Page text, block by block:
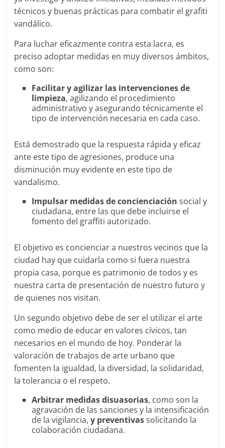
técnicos y buenas prácticas para combatir el grafiti
vandálico.
Para luchar eficazmente contra esta lacra, es
preciso adoptar medidas en muy diversos ámbitos,
como son:
Facilitar y agilizar las intervenciones de
limpieza, agilizando el procedimiento
administrativo y asegurando técnicamente el
tipo de intervención necesaria en cada caso.
Está demostrado que la respuesta rápida y eficaz
ante este tipo de agresiones, produce una
disminución muy evidente en este tipo de
vandalismo.
Impulsar medidas de concienciación social y
ciudadana, entre las que debe incluirse el
fomento del graffiti autorizado.
El objetivo es concienciar a nuestros vecinos que la
ciudad hay que cuidarla como si fuera nuestra
propia casa, porque es patrimonio de todos y es
nuestra carta de presentación de nuestro futuro y
de quienes nos visitan.
Un segundo objetivo debe de ser el utilizar el arte
como medio de educar en valores cívicos, tan
necesarios en el mundo de hoy. Ponderar la
valoración de trabajos de arte urbano que
fomenten la igualdad, la diversidad, la solidaridad,
la tolerancia o el respeto.
Arbitrar medidas disuasorias, como son la
agravación de las sanciones y la intensificación
de la vigilancia,y preventivassolicitando la
colaboración ciudadana.